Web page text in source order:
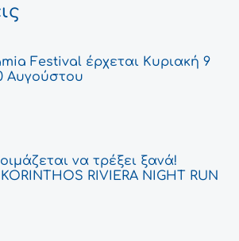
Festival έρχεται Κυριακή 9
Αυγούστου
να τρέξει ξανά!
RIVIERA NIGHT RUN